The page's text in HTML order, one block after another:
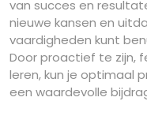
van succes en
nieuwe kansen en
vaardigheden kunt
Door proactief te zijn,
leren, kun je optimaal
een waardevolle